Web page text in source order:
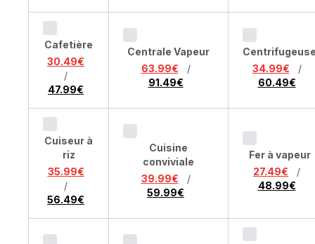
Cafetière
30.49€
/
47.99€
Centrale Vapeur
63.99€
/
91.49€
34.99€
/
60.49€
Cuiseur à
riz
35.99€
/
56.49€
Cuisine
conviviale
39.99€
/
59.99€
Fer à vapeur
27.49€
/
48.99€